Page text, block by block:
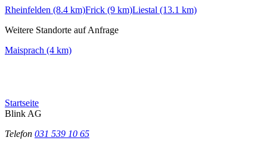
Rheinfelden (8.4 km)Frick (9 km)Liestal (13.1 km)
Weitere Standorte auf Anfrage
Maisprach (4 km)
Startseite
Blink AG
Telefon 031 539 10 65